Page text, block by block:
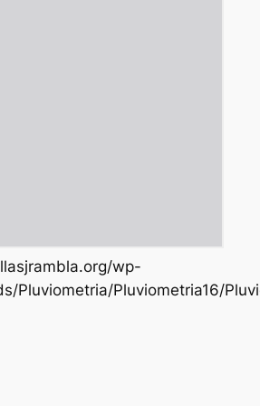
wp-
Pluviometria/Pluviometria16/